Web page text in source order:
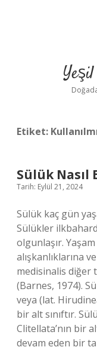
Etiket:
Sülük Nasıl
Tarih: Eylül 21, 2024
Sülük kaç gün
Sülükler
olgunlaşır.
alışkanlıklarına
medisinalis diğer
(Barnes, 1974).
veya (lat.
bir alt sınıftır.
Clitellata’nın bir
devam eden bir